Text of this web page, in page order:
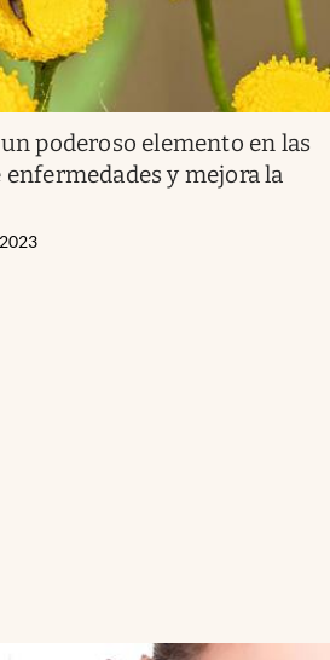
poderoso elemento en las
y mejora la